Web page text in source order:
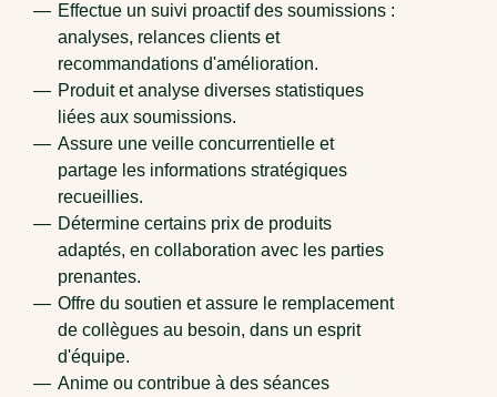
Effectue un suivi proactif des soumissions :
analyses, relances clients et
recommandations d'amélioration.
Produit et analyse diverses statistiques
liées aux soumissions.
Assure une veille concurrentielle et
partage les informations stratégiques
recueillies.
Détermine certains prix de produits
adaptés, en collaboration avec les parties
prenantes.
Offre du soutien et assure le remplacement
de collègues au besoin, dans un esprit
d'équipe.
Anime ou contribue à des séances